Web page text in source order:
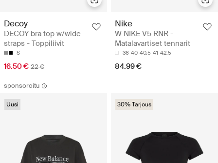
Decoy
DECOY bra top w/wide
straps - Toppiliivit
S
16.50 € 22 €
Nike
W NIKE V5 RNR -
Matalavartiset tennarit
36 40 40.5 41 42.5
84.99 €
sponsoroitu
Uusi 30% Tarjous